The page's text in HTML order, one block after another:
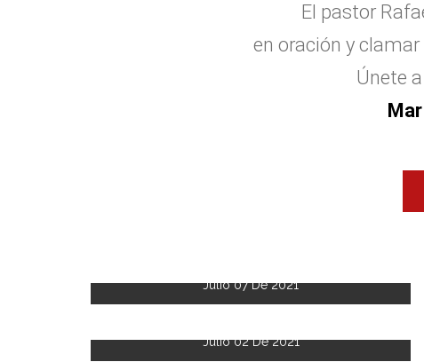
El pastor
en oración y clamar
Únete
Julio 07 De 2021
Julio 02 De 2021